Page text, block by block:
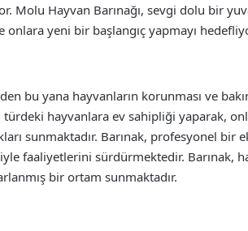
Molu Hayvan Barınağı, sevgi dolu bir
onlara yeni bir başlangıç yapmayı
bu yana hayvanların korunması ve
hayvanlara ev sahipliği yaparak,
sunmaktadır. Barınak, profesyonel bir
faaliyetlerini sürdürmektedir. Barınak,
bir ortam sunmaktadır.